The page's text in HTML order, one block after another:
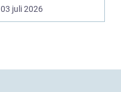
en utsatt situatio...
03 juli 2026